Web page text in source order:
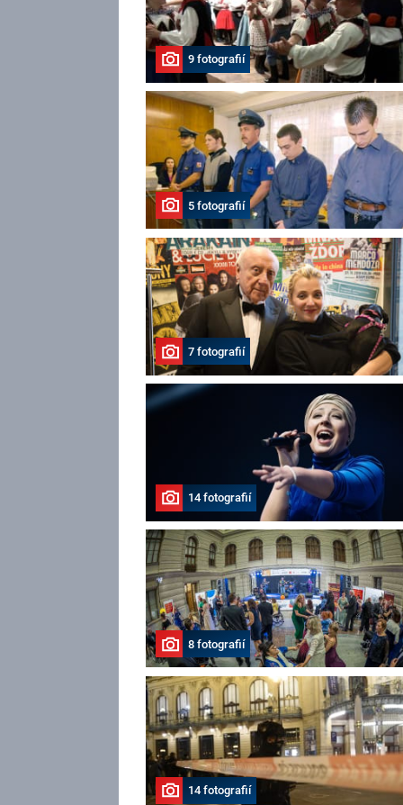
9 fotografií
5 fotografií
7 fotografií
14 fotografií
8 fotografií
14 fotografií